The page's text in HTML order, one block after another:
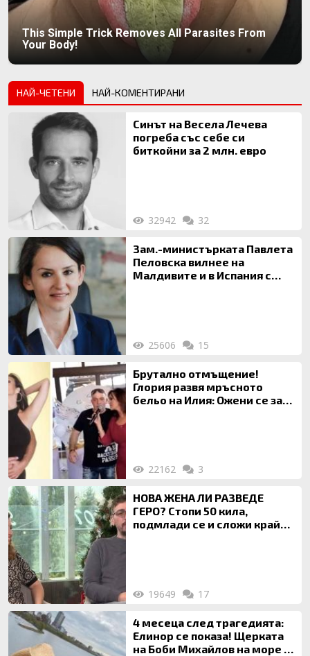
This Simple Trick Removes All Parasites From
Your Body!
НАЙ-ЧЕТЕНИ НАЙ-КОМЕНТИРАНИ
Синът на Весела Лечева
погреба със себе си
биткойни за 2 млн. евро
32942 32
Зам.-министърката Павлета
Пеловска вилнее на
Малдивите и в Испания с
25606 15
Брутално отмъщение!
Глория развя мръсното
бельо на Илия: Ожени се за
22162 3
НОВА ЖЕНА ЛИ РАЗВЕДЕ
ГЕРО? Стопи 50 кила,
подмлади се и сложи край
19649 17
4 месеца след трагедията:
Елинор се показа! Щерката
на Боби Михайлов на море с